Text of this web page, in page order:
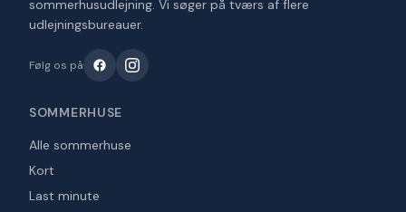
sommerhusudlejning. Vi søger på tværs af flere
udlejningsbureauer.
Følg os på
SOMMERHUSE
Alle sommerhuse
Kort
Last minute